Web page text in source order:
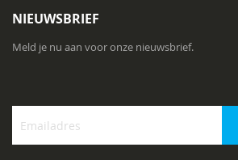
NIEUWSBRIEF
Meld je nu aan voor onze nieuwsbrief.